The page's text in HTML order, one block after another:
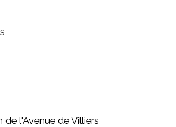
l'Avenue de Villiers